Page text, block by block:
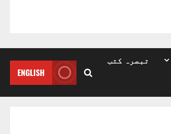
تبصرہ کتب
ENGLISH